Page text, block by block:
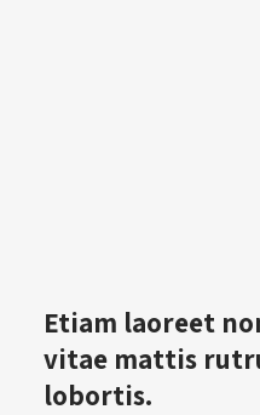
Etiam laoreet
vitae mattis
lobortis.